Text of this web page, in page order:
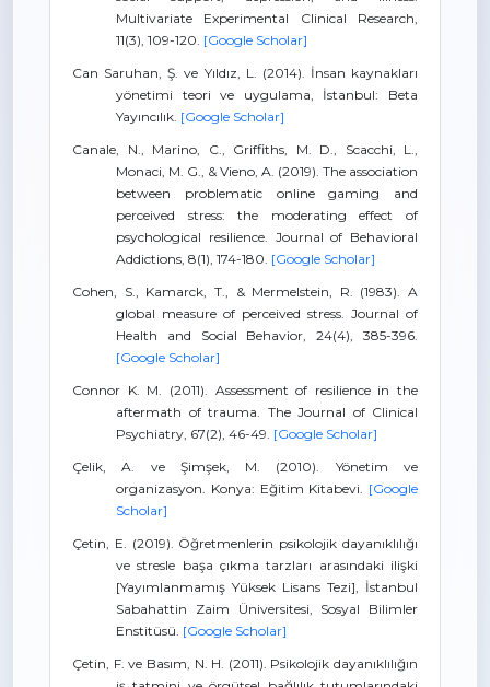
Multivariate Experimental Clinical Research,
11(3), 109-120. [Google Scholar]
Can Saruhan, Ş. ve Yıldız, L. (2014). İnsan kaynakları
yönetimi teori ve uygulama, İstanbul: Beta
Yayıncılık. [Google Scholar]
Canale, N., Marino, C., Griffiths, M. D., Scacchi, L.,
Monaci, M. G., & Vieno, A. (2019). The association
between problematic online gaming and
perceived stress: the moderating effect of
psychological resilience. Journal of Behavioral
Addictions, 8(1), 174-180. [Google Scholar]
Cohen, S., Kamarck, T., & Mermelstein, R. (1983). A
global measure of perceived stress. Journal of
Health and Social Behavior, 24(4), 385-396.
[Google Scholar]
Connor K. M. (2011). Assessment of resilience in the
aftermath of trauma. The Journal of Clinical
Psychiatry, 67(2), 46-49. [Google Scholar]
Çelik, A. ve Şimşek, M. (2010). Yönetim ve
organizasyon. Konya: Eğitim Kitabevi. [Google
Scholar]
Çetin, E. (2019). Öğretmenlerin psikolojik dayanıklılığı
ve stresle başa çıkma tarzları arasındaki ilişki
[Yayımlanmamış Yüksek Lisans Tezi], İstanbul
Sabahattin Zaim Üniversitesi, Sosyal Bilimler
Enstitüsü. [Google Scholar]
Çetin, F. ve Basım, N. H. (2011). Psikolojik dayanıklılığın